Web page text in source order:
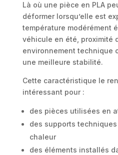
Là où une pièce en PLA
déformer lorsqu’elle est
température modérément
véhicule en été, proximité
environnement technique
une meilleure stabilité.
Cette caractéristique le
intéressant pour :
des pièces utilisées en
des supports
chaleur
des éléments installés